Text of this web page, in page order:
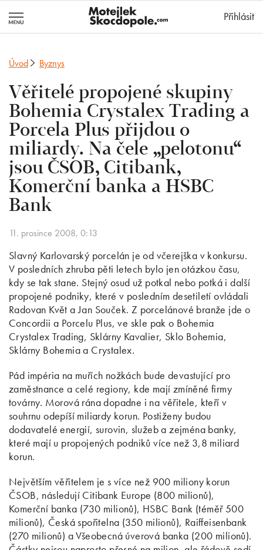
Přihlásit
Úvod Byznys
Věřitelé propojené skupiny
Bohemia Crystalex Trading a
Porcela Plus přijdou o
miliardy. Na čele „pelotonu“
jsou ČSOB, Citibank,
Komerční banka a HSBC
Bank
11. prosince 2008, 0:13
Slavný Karlovarský porcelán je od včerejška v konkursu.
V posledních zhruba pěti letech bylo jen otázkou času,
kdy se tak stane. Stejný osud už potkal nebo potká i další
propojené podniky, které v posledním desetiletí ovládali
Radovan Květ a Jan Souček. Z porcelánové branže jde o
Concordii a Porcelu Plus, ve skle pak o Bohemia
Crystalex Trading, Sklárny Kavalier, Sklo Bohemia,
Sklárny Bohemia a Crystalex.
Pád impéria na muřích nožkách bude devastující pro
zaměstnance a celé regiony, kde mají zmíněné firmy
továrny. Morová rána dopadne i na věřitele, kteří v
souhrnu odepíší miliardy korun. Postiženy budou
dodavatelé energií, surovin, služeb a zejména banky,
které mají u propojených podniků více než 3,8 miliard
korun.
Největším věřitelem je s více než 900 miliony korun
ČSOB, následují Citibank Europe (800 milionů),
Komerční banka (730 milionů), HSBC Bank (téměř 500
milionů), Česká spořitelna (350 milionů), Raiffeisenbank
(270 milionů) a Všeobecná úverová banka (200 milionů).